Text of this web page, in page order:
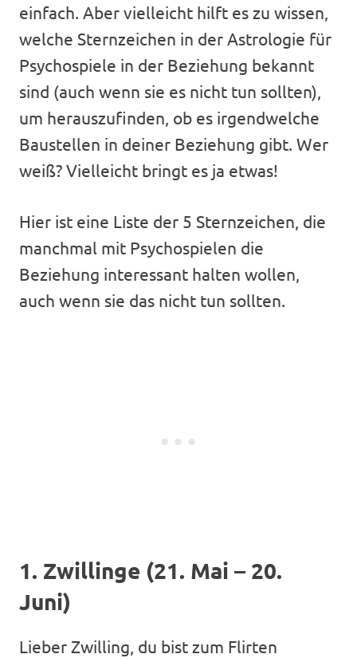
einfach. Aber vielleicht hilft es zu wissen,
welche Sternzeichen in der Astrologie für
Psychospiele in der Beziehung bekannt
sind (auch wenn sie es nicht tun sollten),
um herauszufinden, ob es irgendwelche
Baustellen in deiner Beziehung gibt. Wer
weiß? Vielleicht bringt es ja etwas!
Hier ist eine Liste der 5 Sternzeichen, die
manchmal mit Psychospielen die
Beziehung interessant halten wollen,
auch wenn sie das nicht tun sollten.
1. Zwillinge (21. Mai – 20.
Juni)
Lieber Zwilling, du bist zum Flirten